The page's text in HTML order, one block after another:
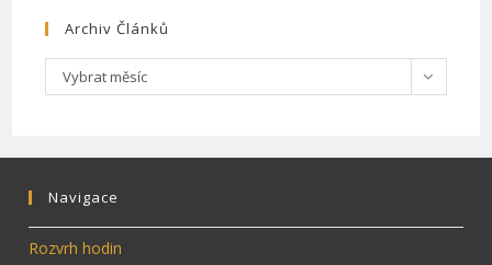
Archiv Článků
Archiv
článků
Vybrat měsíc
Navigace
Rozvrh hodin